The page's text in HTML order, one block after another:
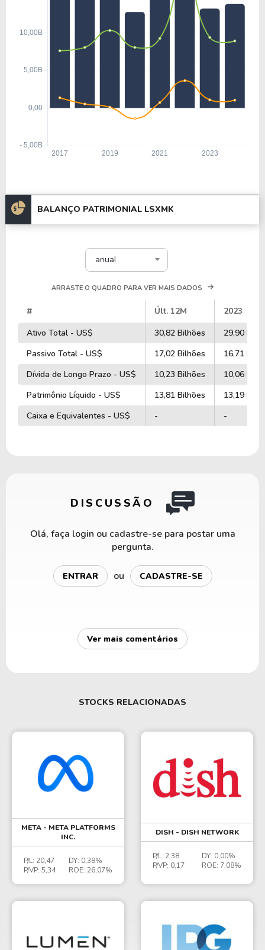
BALANÇO PATRIMONIAL LSXMK
anual
ARRASTE O QUADRO PARA VER MAIS DADOS
# Últ. 12M
2023
Ativo Total - US$
30,82 Bilhões
29,90
Passivo Total - US$
17,02 Bilhões
16,71
Dívida de Longo Prazo - US$
10,23 Bilhões
10,06
Patrimônio Líquido - US$
13,81 Bilhões
13,19
Caixa e Equivalentes - US$
- -
DISCUSSÃO
Olá, faça login ou cadastre-se para postar uma
pergunta.
ENTRAR ou CADASTRE-SE
Ver mais comentários
STOCKS RELACIONADAS
META - META PLATFORMS
INC.
P/L: 20,47
P/VP: 5,34
DY: 0,38%
ROE: 26,07%
DISH - DISH NETWORK
P/L: 2,38
P/VP: 0,17
DY: 0,00%
ROE: 7,08%